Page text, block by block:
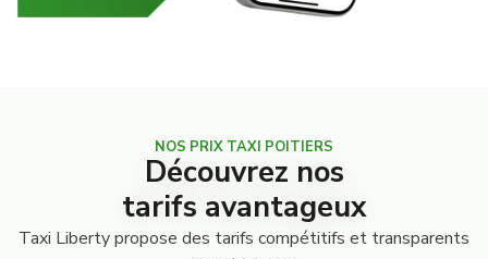
NOS PRIX TAXI POITIERS
Découvrez nos
tarifs avantageux
Taxi Liberty propose des tarifs compétitifs et transparents